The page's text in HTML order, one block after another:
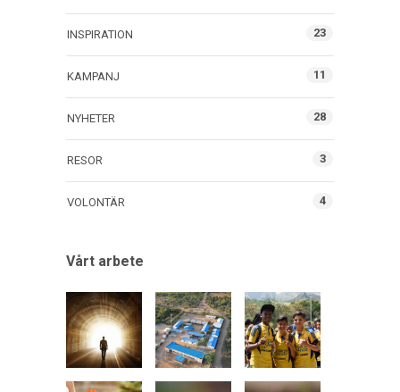
INSPIRATION 23
KAMPANJ 11
NYHETER 28
RESOR 3
VOLONTÄR 4
Vårt arbete